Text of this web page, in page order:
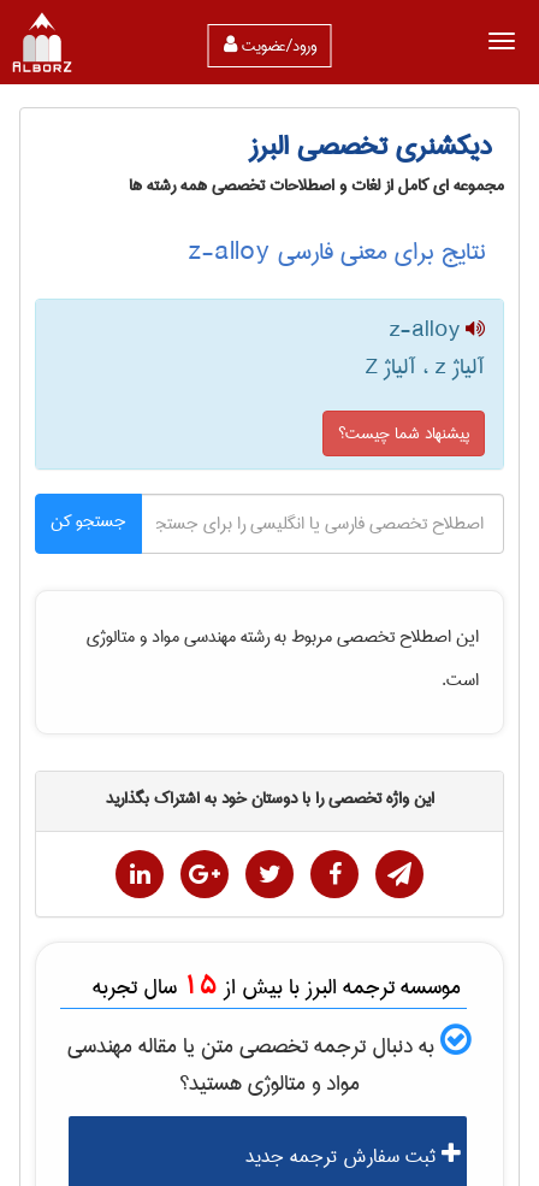
ورود/عضویت
دیکشنری تخصصی البرز
مجموعه ای کامل از لغات و اصطلاحات تخصصی همه رشته ها
نتایج برای معنی فارسی z-alloy
z-alloy
آلیاژ z ، آلیاژ Z
پیشنهاد شما چیست؟
جستجو کن
این اصطلاح تخصصی مربوط به رشتهمهندسی مواد و متالوژی
است.
این واژه تخصصی را با دوستان خود به اشتراک بگذارید
موسسه ترجمه البرز با بیش از 15 سال تجربه
به دنبال ترجمه تخصصی متن یا مقالهمهندسی
مواد و متالوژیهستید؟
ثبت سفارش ترجمه جدید